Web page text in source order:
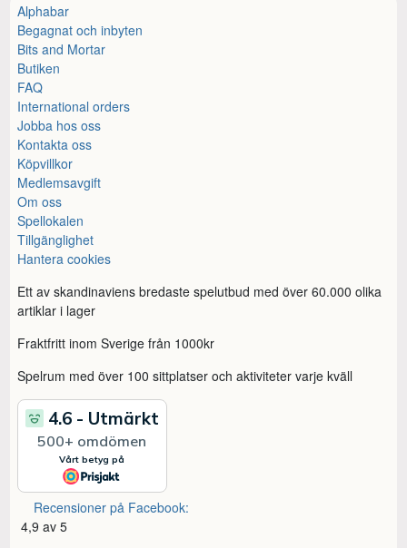
Alphabar
Begagnat och inbyten
Bits and Mortar
Butiken
FAQ
International orders
Jobba hos oss
Kontakta oss
Köpvillkor
Medlemsavgift
Om oss
Spellokalen
Tillgänglighet
Hantera cookies
Ett av skandinaviens bredaste spelutbud med över 60.000 olika
artiklar i lager
Fraktfritt inom Sverige från 1000kr
Spelrum med över 100 sittplatser och aktiviteter varje kväll
Recensioner på Facebook:
4,9 av 5